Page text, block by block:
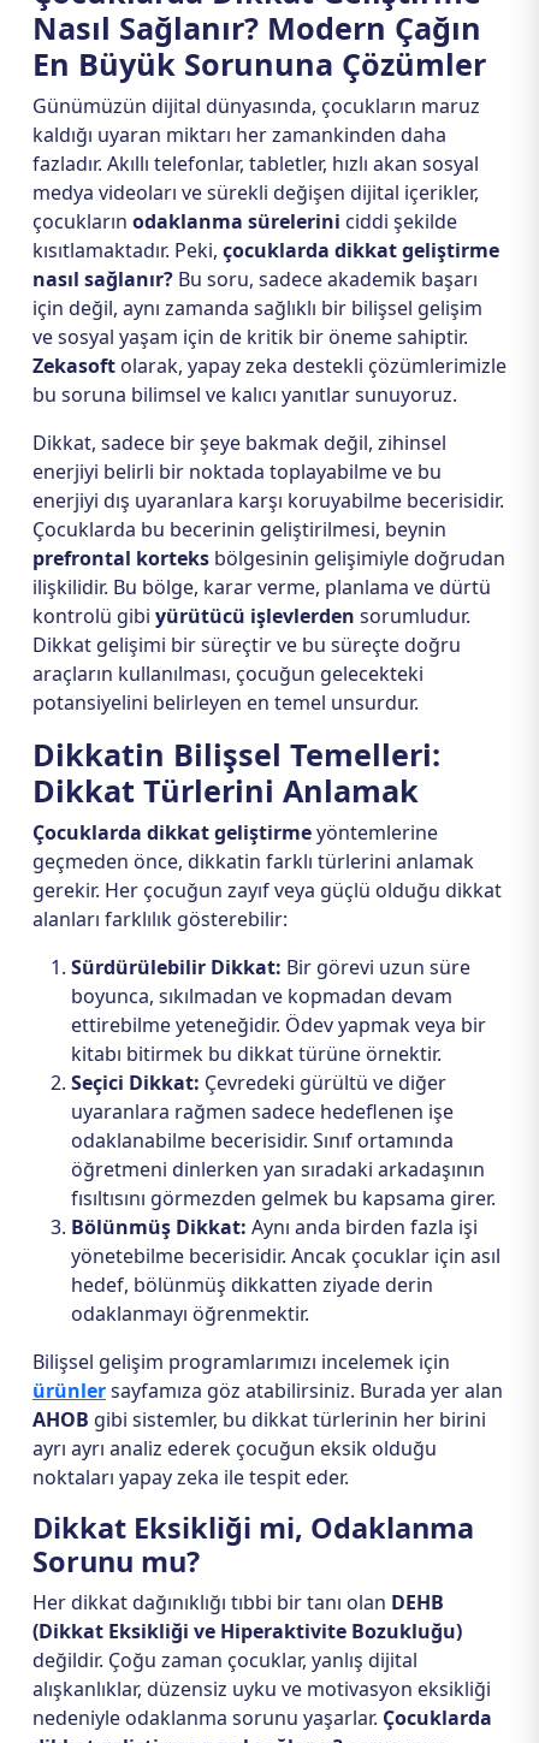
Nasıl Sağlanır? Modern Çağın
En Büyük Sorununa Çözümler
Günümüzün dijital dünyasında, çocukların maruz
kaldığı uyaran miktarı her zamankinden daha
fazladır. Akıllı telefonlar, tabletler, hızlı akan sosyal
medya videoları ve sürekli değişen dijital içerikler,
çocukların odaklanma sürelerini ciddi şekilde
kısıtlamaktadır. Peki, çocuklarda dikkat geliştirme
nasıl sağlanır? Bu soru, sadece akademik başarı
için değil, aynı zamanda sağlıklı bir bilişsel gelişim
ve sosyal yaşam için de kritik bir öneme sahiptir.
Zekasoft olarak, yapay zeka destekli çözümlerimizle
bu soruna bilimsel ve kalıcı yanıtlar sunuyoruz.
Dikkat, sadece bir şeye bakmak değil, zihinsel
enerjiyi belirli bir noktada toplayabilme ve bu
enerjiyi dış uyaranlara karşı koruyabilme becerisidir.
Çocuklarda bu becerinin geliştirilmesi, beynin
prefrontal korteks bölgesinin gelişimiyle doğrudan
ilişkilidir. Bu bölge, karar verme, planlama ve dürtü
kontrolü gibi yürütücü işlevlerden sorumludur.
Dikkat gelişimi bir süreçtir ve bu süreçte doğru
araçların kullanılması, çocuğun gelecekteki
potansiyelini belirleyen en temel unsurdur.
Dikkatin Bilişsel Temelleri:
Dikkat Türlerini Anlamak
Çocuklarda dikkat geliştirmeyöntemlerine
geçmeden önce, dikkatin farklı türlerini anlamak
gerekir. Her çocuğun zayıf veya güçlü olduğu dikkat
alanları farklılık gösterebilir:
Sürdürülebilir Dikkat: Bir görevi uzun süre
boyunca, sıkılmadan ve kopmadan devam
ettirebilme yeteneğidir. Ödev yapmak veya bir
kitabı bitirmek bu dikkat türüne örnektir.
Seçici Dikkat: Çevredeki gürültü ve diğer
uyaranlara rağmen sadece hedeflenen işe
odaklanabilme becerisidir. Sınıf ortamında
öğretmeni dinlerken yan sıradaki arkadaşının
fısıltısını görmezden gelmek bu kapsama girer.
Bölünmüş Dikkat: Aynı anda birden fazla işi
yönetebilme becerisidir. Ancak çocuklar için asıl
hedef, bölünmüş dikkatten ziyade derin
odaklanmayı öğrenmektir.
Bilişsel gelişim programlarımızı incelemek için
ürünlersayfamıza göz atabilirsiniz. Burada yer alan
AHOB gibi sistemler, bu dikkat türlerinin her birini
ayrı ayrı analiz ederek çocuğun eksik olduğu
noktaları yapay zeka ile tespit eder.
Dikkat Eksikliği mi, Odaklanma
Sorunu mu?
Her dikkat dağınıklığı tıbbi bir tanı olan DEHB
(Dikkat Eksikliği ve Hiperaktivite Bozukluğu)
değildir. Çoğu zaman çocuklar, yanlış dijital
alışkanlıklar, düzensiz uyku ve motivasyon eksikliği
nedeniyle odaklanma sorunu yaşarlar. Çocuklarda